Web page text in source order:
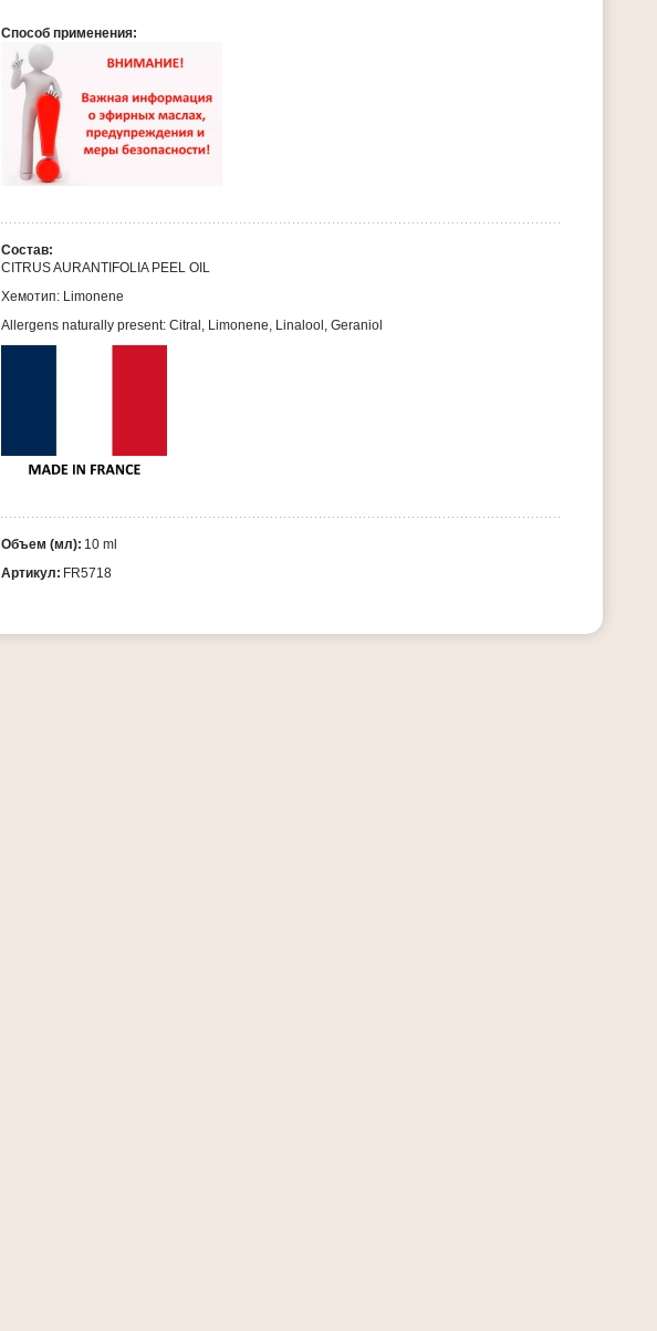
Способ применения:
Состав:
CITRUS AURANTIFOLIA PEEL OIL
Хемотип: Limonene
Allergens naturally present: Citral, Limonene, Linalool, Geraniol
Объем (мл): 10 ml
Артикул: FR5718